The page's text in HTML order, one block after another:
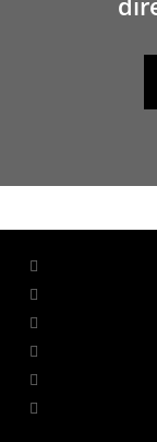
facebook
linkedin
youtube
instagram
whatsapp
tiktok